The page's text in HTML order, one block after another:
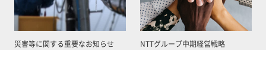
災害等に関する重要なお知らせ NTTグループ中期経営戦略